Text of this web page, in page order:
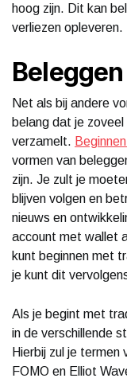
hoog zijn. Dit kan
verliezen opleveren.
Net als bij andere
belang dat je
verzamelt.
vormen van
zijn. Je zult je
blijven volgen en
nieuws en
account met wallet
kunt beginnen met
je kunt dit
Als je begint met
in de verschillende
Hierbij zul je termen
FOMO en Elliot